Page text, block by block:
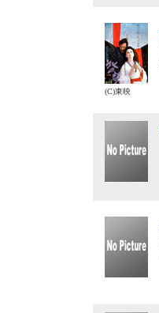
(C)東映